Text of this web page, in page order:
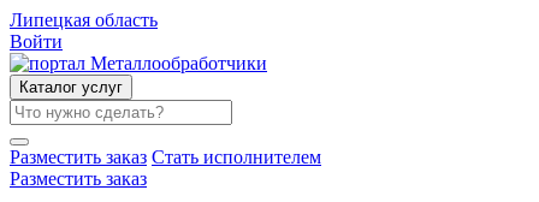
Липецкая область
Войти
Каталог услуг
Разместить заказ Стать исполнителем
Разместить заказ